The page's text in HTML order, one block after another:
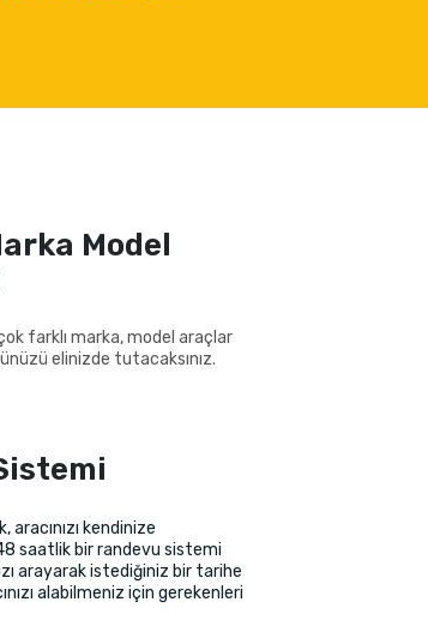
Model
farklı marka, model araçlar
elinizde tutacaksınız.
aracınızı kendinize
saatlik bir randevu sistemi
arayarak istediğiniz bir tarihe
alabilmeniz için gerekenleri